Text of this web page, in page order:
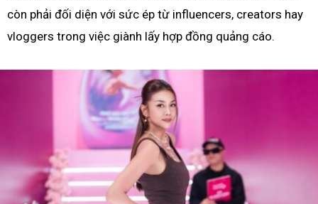
còn phải đối diện với sức ép từ influencers, creators hay
vloggers trong việc giành lấy hợp đồng quảng cáo.